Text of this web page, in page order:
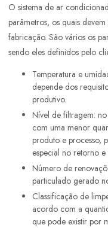
O sistema de ar
parâmetros, os quais
fabricação. São vários os
sendo eles definidos pelo
Temperatura e umidade: o controle de temperatura e umidade
depende dos
produtivo.
Nível de filtragem: no insuflamento, os filtros garantem um ar
com uma menor
produto e processo,
especial no retorno e
Número de renovações: possui a função de diluir e arrastar o
particulado gerado
Classificação de limpeza: uma área limpa é classificada de
acordo com a
que pode existir por